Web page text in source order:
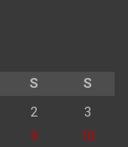
S
S
2
3
9 10